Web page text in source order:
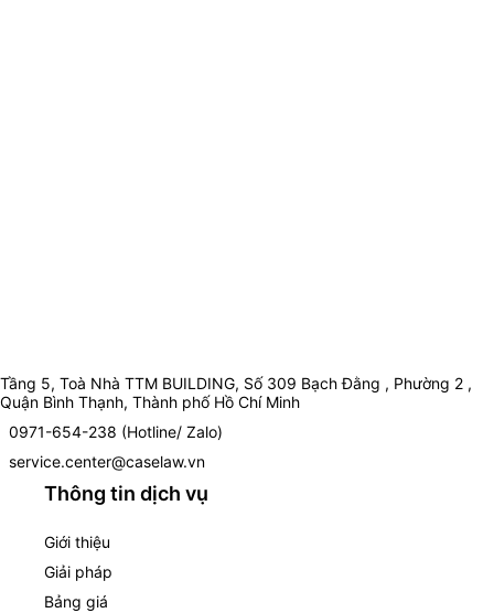
Tầng 5, Toà Nhà TTM BUILDING, Số 309 Bạch Đằng , Phường 2 ,
Quận Bình Thạnh, Thành phố Hồ Chí Minh
0971-654-238 (Hotline/ Zalo)
service.center@caselaw.vn
Thông tin dịch vụ
Giới thiệu
Giải pháp
Bảng giá